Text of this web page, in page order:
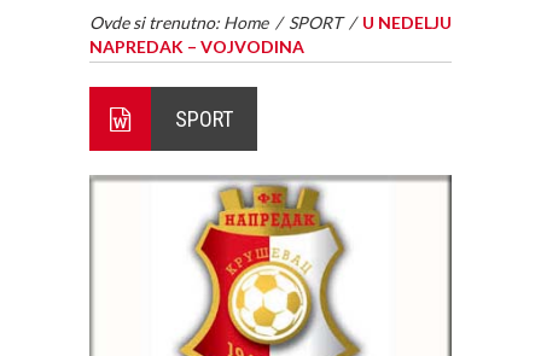
Ovde si trenutno: Home / SPORT / U NEDELJU
NAPREDAK – VOJVODINA
SPORT